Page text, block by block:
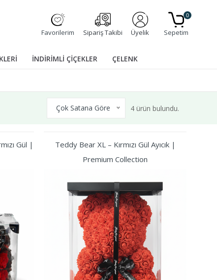
Favorilerim Sipariş Takibi Üyelik Sepetim
0
İNDİRİMLİ ÇİÇEKLER ÇELENK
Çok Satana Göre 4 ürün bulundu.
Gül |
Teddy Bear XL – Kırmızı Gül Ayıcık |
Premium Collection